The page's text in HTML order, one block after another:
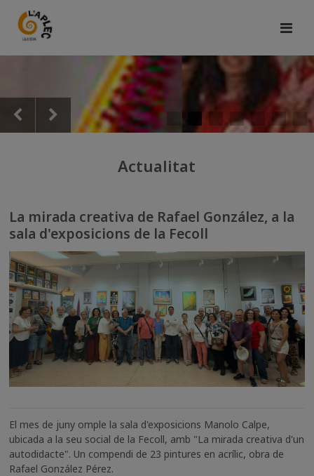
Actualitat
La mirada creativa de Rafael González, a la
sala d'exposicions de la Fecoll
El mes de juny omple la sala d'exposicions Manolo Calpe,
ubicada a la seu social de la Fecoll, amb "La mirada creativa d'un
autodidacte". Un compendi de 23 pintures en acrílic, obra de
Rafael González Pérez.